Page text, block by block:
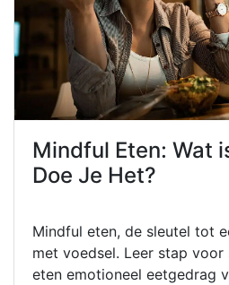
Mindful Eten: Wat
Doe Je Het?
Mindful eten, de sleutel tot
met voedsel. Leer stap
eten emotioneel eetgedrag